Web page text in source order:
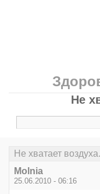
Не
Не хватает
Molnia
25.06.2010 - 06:16